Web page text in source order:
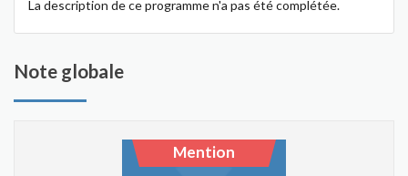
La description de ce programme n'a pas été complétée.
Note globale
Mention